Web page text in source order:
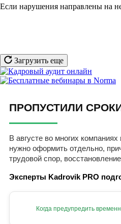
Если нарушения направлены на
Загрузить еще
ПРОПУСТИЛИ
В августе во многих
нужно оформить отдельно,
трудовой спор,
Эксперты Kadrovik PRO
Когда предупредить